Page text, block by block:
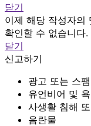
닫기
이제 해당 작성자의
확인할 수 없습니다.
닫기
신고하기
광고 또는 스팸
유언비어 및
사생활 침해
음란물